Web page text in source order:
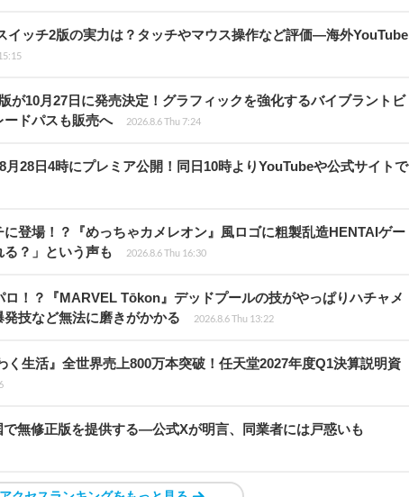
イッチ2版の実力は？タッチやマウス操作など評価―海外YouTube
が10月27日に発売決定！グラフィックを強化するバイブラントビ
ドパスも販売へ
2026.8.6 Thu 7:24
月28日4時にプレミア公開！同日10時よりYouTubeや公式サイトで
に登場！？『めっちゃカメレオン』風ロゴに粗製乱造HENTAIゲー
？」という声も
2026.8.6 Thu 16:30
！？『MARVEL Tōkon』デッドプールの技がやっぱりハチャメ
技など無法に磨きがかかる
2026.8.6 Thu 13:22
く生活』全世界売上800万本突破！任天堂2027年度Q1決算説明資
で無修正版を提供する―公式Xが明言、同業者には戸惑いも